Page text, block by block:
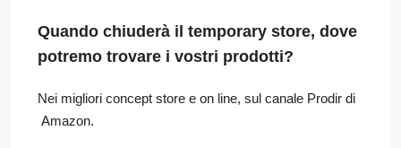
Quando chiuderà il temporary store, dove
potremo trovare i vostri prodotti?
Nei migliori concept store e on line, sul canale Prodir di
Amazon.